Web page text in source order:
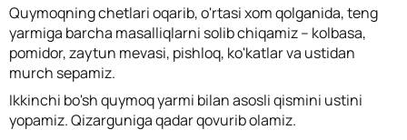
Quymoqning chetlari oqarib, o'rtasi xom qolganida, teng
yarmiga barcha masalliqlarni solib chiqamiz – kolbasa,
pomidor, zaytun mevasi, pishloq, ko'katlar va ustidan
murch sepamiz.
Ikkinchi bo'sh quymoq yarmi bilan asosli qismini ustini
yopamiz. Qizarguniga qadar qovurib olamiz.